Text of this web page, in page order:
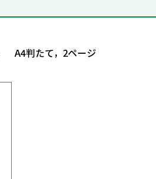
A4判たて，2ページ